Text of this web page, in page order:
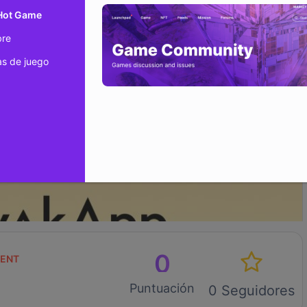
Game
de juego
0
Puntuación 0 Seguidores